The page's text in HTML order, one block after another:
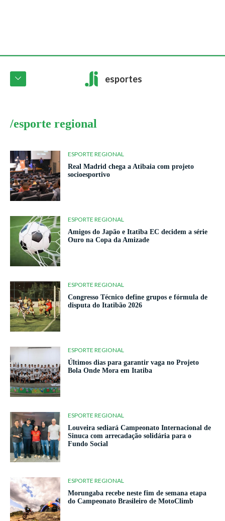
esportes
/esporte regional
ESPORTE REGIONAL
Real Madrid chega a Atibaia com projeto
socioesportivo
ESPORTE REGIONAL
Amigos do Japão e Itatiba EC decidem a série
Ouro na Copa da Amizade
ESPORTE REGIONAL
Congresso Técnico define grupos e fórmula de
disputa do Itatibão 2026
ESPORTE REGIONAL
Últimos dias para garantir vaga no Projeto
Bola Onde Mora em Itatiba
ESPORTE REGIONAL
Louveira sediará Campeonato Internacional de
Sinuca com arrecadação solidária para o
Fundo Social
ESPORTE REGIONAL
Morungaba recebe neste fim de semana etapa
do Campeonato Brasileiro de MotoClimb